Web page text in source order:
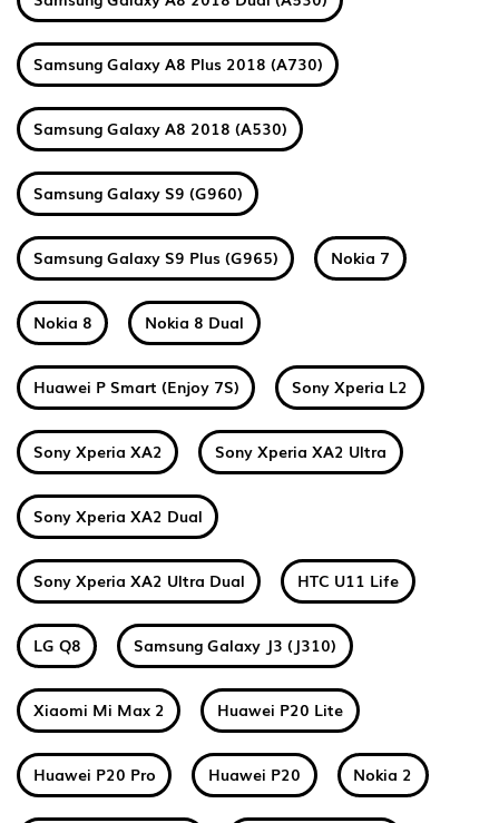
Samsung Galaxy A8 Plus 2018 (A730)
Samsung Galaxy A8 2018 (A530)
Samsung Galaxy S9 (G960)
Samsung Galaxy S9 Plus (G965) Nokia 7
Nokia 8 Nokia 8 Dual
Huawei P Smart (Enjoy 7S) Sony Xperia L2
Sony Xperia XA2 Sony Xperia XA2 Ultra
Sony Xperia XA2 Dual
Sony Xperia XA2 Ultra Dual HTC U11 Life
LG Q8 Samsung Galaxy J3 (J310)
Xiaomi Mi Max 2 Huawei P20 Lite
Huawei P20 Pro Huawei P20 Nokia 2